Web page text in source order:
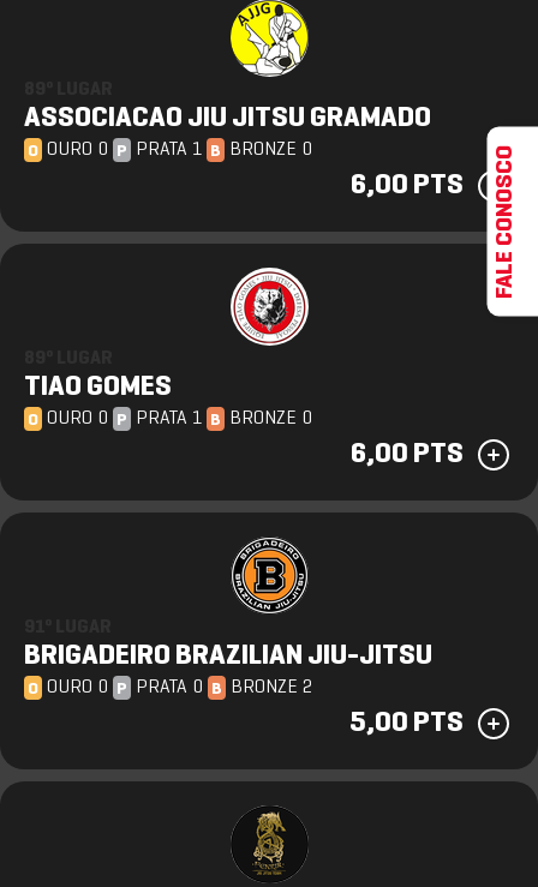
ASSOCIACAO JIU JITSU GRAMADO
O OURO 0 P PRATA 1 B BRONZE 0
6,00 PTS
TIAO GOMES
O OURO 0 P PRATA 1 B BRONZE 0
6,00 PTS
BRIGADEIRO BRAZILIAN JIU-JITSU
O OURO 0 P PRATA 0 B BRONZE 2
5,00 PTS
FALE CONOSCO